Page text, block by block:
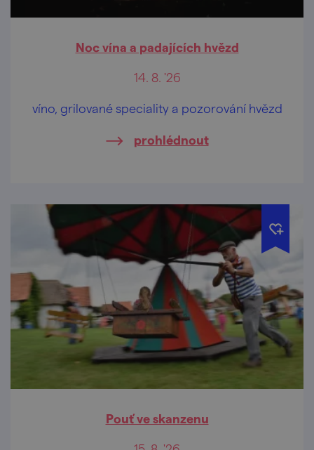
Noc vína a padajících hvězd
14. 8. '26
víno, grilované speciality a pozorování hvězd
prohlédnout
Pouť ve skanzenu